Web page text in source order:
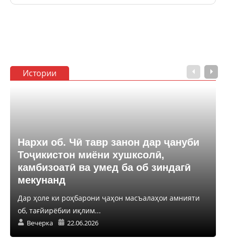
Истории
Нархи об. Чӣ тавр занон дар ҷануби
Тоҷикистон миёни хушксолӣ,
камбизоатӣ ва умед ба об зиндагӣ
мекунанд
Дар ҳоле ки роҳбарони ҷаҳон масъалаҳои амнияти
об, тағйирёбии иқлим...
Вечерка 22.06.2026